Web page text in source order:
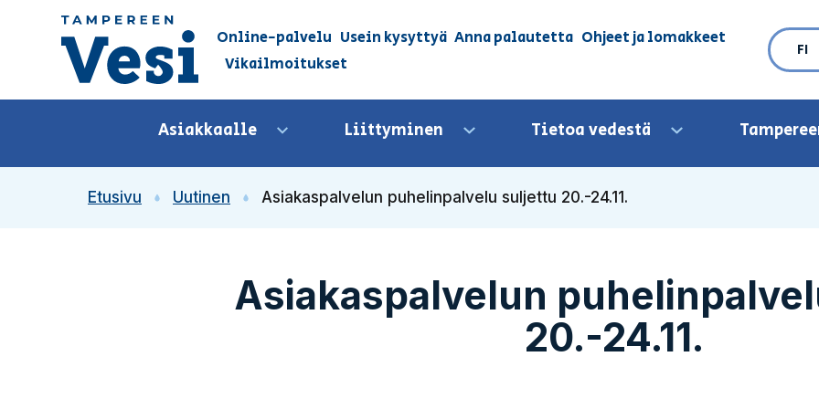
Siirry sisältöön
Siirry etusivulle
Online-palvelu Usein kysyttyä Anna palautetta Ohjeet ja lomakkeet
Vikailmoitukset
FI
Asiakkaalle Avaa valikkoLiittyminen Avaa valikkoTietoa vedestä Avaa valikko
Etusivu Uutinen Asiakaspalvelun puhelinpalvelu suljettu 20.-24.11.
Asiakaspalvelun
20.-24.11.